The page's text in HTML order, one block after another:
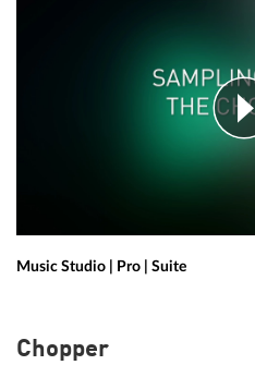
Music Studio | Pro | Suite
Chopper